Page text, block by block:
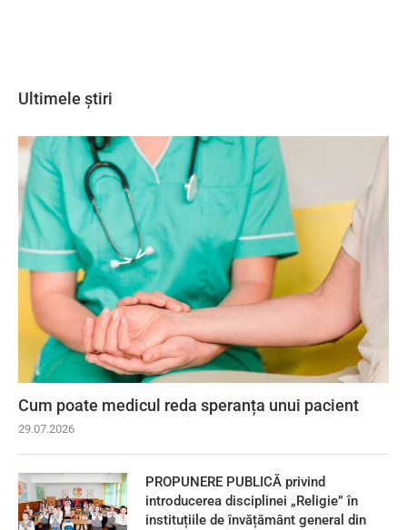
Ultimele știri
Cum poate medicul reda speranța unui pacient
29.07.2026
PROPUNERE PUBLICĂ privind
introducerea disciplinei „Religie” în
instituțiile de învățământ general din